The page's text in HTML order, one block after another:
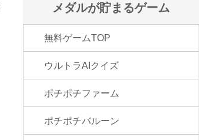
メダルが貯まるゲーム
無料ゲームTOP
ウルトラAIクイズ
ポチポチファーム
ポチポチバルーン